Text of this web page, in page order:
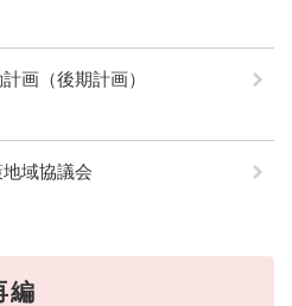
画（後期計画）
域協議会
編